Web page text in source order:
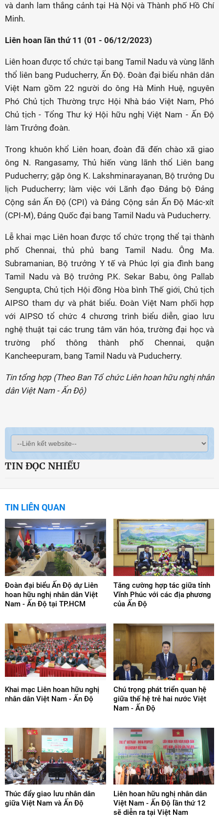
và danh lam thắng cảnh tại Hà Nội và Thành phố Hồ Chí
Minh.
Liên hoan lần thứ 11 (01 - 06/12/2023)
Liên hoan được tổ chức tại bang Tamil Nadu và vùng lãnh
thổ liên bang Puducherry, Ấn Độ. Đoàn đại biểu nhân dân
Việt Nam gồm 22 người do ông Hà Minh Huệ, nguyên
Phó Chủ tịch Thường trực Hội Nhà báo Việt Nam, Phó
Chủ tịch - Tổng Thư ký Hội hữu nghị Việt Nam - Ấn Độ
làm Trưởng đoàn.
Trong khuôn khổ Liên hoan, đoàn đã đến chào xã giao
ông N. Rangasamy, Thủ hiến vùng lãnh thổ Liên bang
Puducherry; gặp ông K. Lakshminarayanan, Bộ trưởng Du
lịch Puducherry; làm việc với Lãnh đạo Đảng bộ Đảng
Cộng sản Ấn Độ (CPI) và Đảng Cộng sản Ấn Độ Mác-xít
(CPI-M), Đảng Quốc đại bang Tamil Nadu và Puducherry.
Lễ khai mạc Liên hoan được tổ chức trọng thể tại thành
phố Chennai, thủ phủ bang Tamil Nadu. Ông Ma.
Subramanian, Bộ trưởng Y tế và Phúc lợi gia đình bang
Tamil Nadu và Bộ trưởng P.K. Sekar Babu, ông Pallab
Sengupta, Chủ tịch Hội đồng Hòa bình Thế giới, Chủ tịch
AIPSO tham dự và phát biểu. Đoàn Việt Nam phối hợp
với AIPSO tổ chức 4 chương trình biểu diễn, giao lưu
nghệ thuật tại các trung tâm văn hóa, trường đại học và
trường phổ thông thành phố Chennai, quận
Kancheepuram, bang Tamil Nadu và Puducherry.
Tin tổng hợp (Theo Ban Tổ chức Liên hoan hữu nghị nhân
dân Việt Nam - Ấn Độ)
TIN ĐỌC NHIỀU
TIN LIÊN QUAN
Đoàn đại biểu Ấn Độ dự Liên
hoan hữu nghị nhân dân Việt
Nam - Ấn Độ tại TP.HCM
Tăng cường hợp tác giữa tỉnh
Vĩnh Phúc với các địa phương
của Ấn Độ
Khai mạc Liên hoan hữu nghị
nhân dân Việt Nam - Ấn Độ
Chú trọng phát triển quan hệ
giữa thế hệ trẻ hai nước Việt
Nam - Ấn Độ
Thúc đẩy giao lưu nhân dân
giữa Việt Nam và Ấn Độ
Liên hoan hữu nghị nhân dân
Việt Nam - Ấn Độ lần thứ 12
sẽ diễn ra tại Việt Nam